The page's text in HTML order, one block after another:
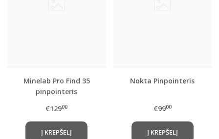
Minelab Pro Find 35
pinpointeris
€12900
Į KREPŠELĮ
Nokta Pinpointeris
€9900
Į KREPŠELĮ